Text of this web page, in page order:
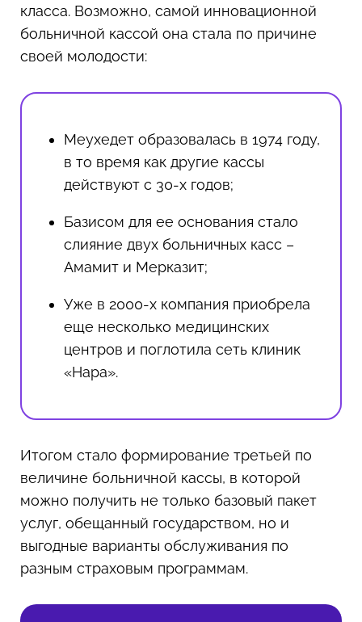
класса. Возможно, самой инновационной
больничной кассой она стала по причине
своей молодости:
Меухедет образовалась в 1974 году,
в то время как другие кассы
действуют с 30-х годов;
Базисом для ее основания стало
слияние двух больничных касс –
Амамит и Мерказит;
Уже в 2000-х компания приобрела
еще несколько медицинских
центров и поглотила сеть клиник
«Нара».
Итогом стало формирование третьей по
величине больничной кассы, в которой
можно получить не только базовый пакет
услуг, обещанный государством, но и
выгодные варианты обслуживания по
разным страховым программам.